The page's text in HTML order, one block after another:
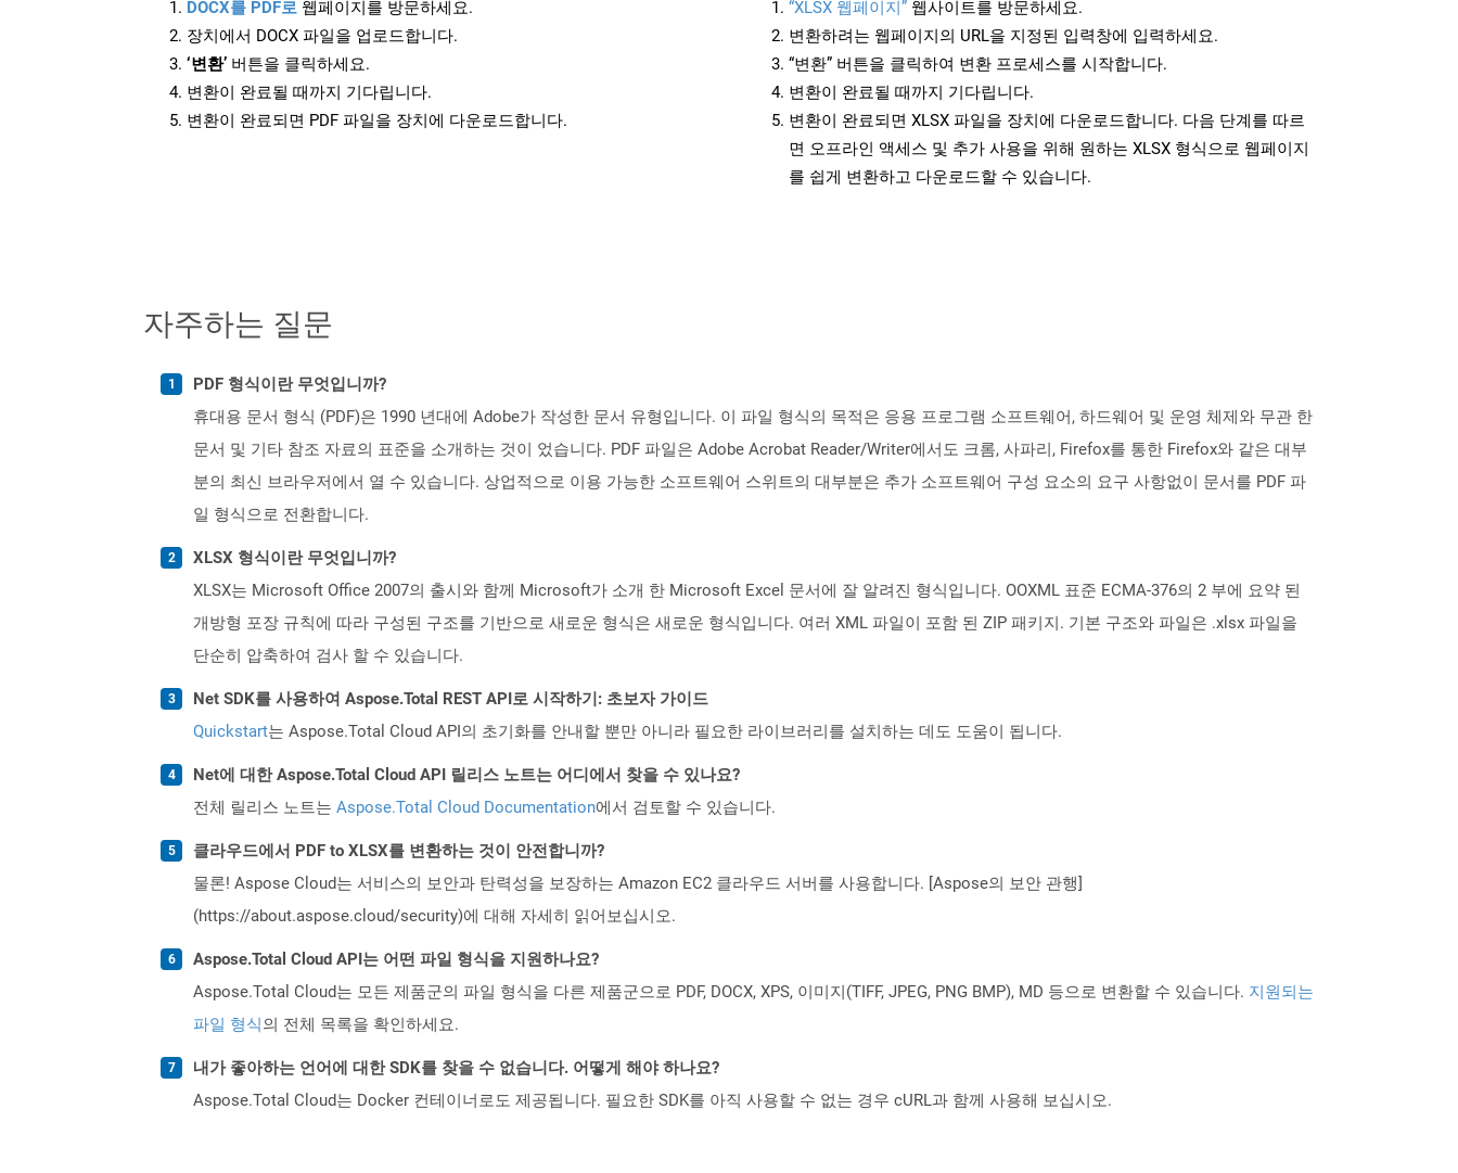
DOCX를 PDF로 웹페이지를 방문하세요.
장치에서 DOCX 파일을 업로드합니다.
‘변환’ 버튼을 클릭하세요.
변환이 완료될 때까지 기다립니다.
변환이 완료되면 PDF 파일을 장치에 다운로드합니다.
“XLSX 웹페이지” 웹사이트를 방문하세요.
변환하려는 웹페이지의 URL을 지정된 입력창에 입력하세요.
“변환” 버튼을 클릭하여 변환 프로세스를 시작합니다.
변환이 완료될 때까지 기다립니다.
변환이 완료되면 XLSX 파일을 장치에 다운로드합니다. 다음 단계를 따르
면 오프라인 액세스 및 추가 사용을 위해 원하는 XLSX 형식으로 웹페이지
를 쉽게 변환하고 다운로드할 수 있습니다.
자주하는 질문
PDF 형식이란 무엇입니까?
휴대용 문서 형식 (PDF)은 1990 년대에 Adobe가 작성한 문서 유형입니다. 이 파일 형식의 목적은 응용 프로그램 소프트웨어, 하드웨어 및 운영 체제와 무관 한
문서 및 기타 참조 자료의 표준을 소개하는 것이 었습니다. PDF 파일은 Adobe Acrobat Reader/Writer에서도 크롬, 사파리, Firefox를 통한 Firefox와 같은 대부
분의 최신 브라우저에서 열 수 있습니다. 상업적으로 이용 가능한 소프트웨어 스위트의 대부분은 추가 소프트웨어 구성 요소의 요구 사항없이 문서를 PDF 파
일 형식으로 전환합니다.
XLSX 형식이란 무엇입니까?
XLSX는 Microsoft Office 2007의 출시와 함께 Microsoft가 소개 한 Microsoft Excel 문서에 잘 알려진 형식입니다. OOXML 표준 ECMA-376의 2 부에 요약 된
개방형 포장 규칙에 따라 구성된 구조를 기반으로 새로운 형식은 새로운 형식입니다. 여러 XML 파일이 포함 된 ZIP 패키지. 기본 구조와 파일은 .xlsx 파일을
단순히 압축하여 검사 할 수 있습니다.
Net SDK를 사용하여 Aspose.Total REST API로 시작하기: 초보자 가이드
Quickstart는 Aspose.Total Cloud API의 초기화를 안내할 뿐만 아니라 필요한 라이브러리를 설치하는 데도 도움이 됩니다.
Net에 대한 Aspose.Total Cloud API 릴리스 노트는 어디에서 찾을 수 있나요?
전체 릴리스 노트는 Aspose.Total Cloud Documentation에서 검토할 수 있습니다.
클라우드에서 PDF to XLSX를 변환하는 것이 안전합니까?
물론! Aspose Cloud는 서비스의 보안과 탄력성을 보장하는 Amazon EC2 클라우드 서버를 사용합니다. [Aspose의 보안 관행]
(https://about.aspose.cloud/security)에 대해 자세히 읽어보십시오.
Aspose.Total Cloud API는 어떤 파일 형식을 지원하나요?
Aspose.Total Cloud는 모든 제품군의 파일 형식을 다른 제품군으로 PDF, DOCX, XPS, 이미지(TIFF, JPEG, PNG BMP), MD 등으로 변환할 수 있습니다. 지원되는
파일 형식의 전체 목록을 확인하세요.
내가 좋아하는 언어에 대한 SDK를 찾을 수 없습니다. 어떻게 해야 하나요?
Aspose.Total Cloud는 Docker 컨테이너로도 제공됩니다. 필요한 SDK를 아직 사용할 수 없는 경우 cURL과 함께 사용해 보십시오.